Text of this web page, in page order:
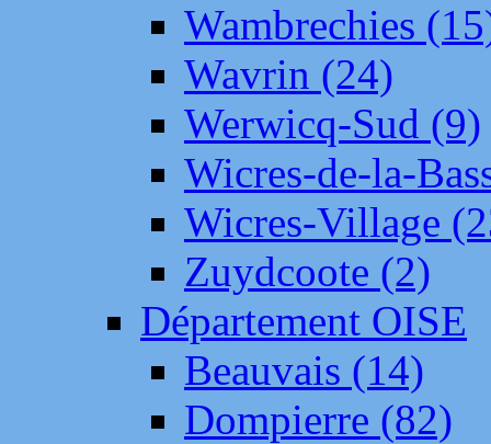
Wambrechies
Wavrin (24)
Werwicq-Sud (9)
Wicres-de-la-
Wicres-Village
Zuydcoote (2)
Département OISE
Beauvais (14)
Dompierre (82)